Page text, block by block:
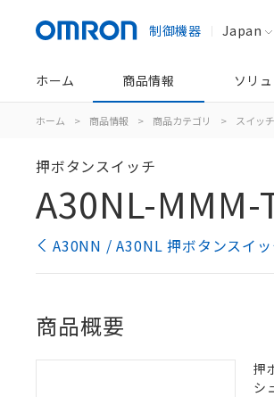
制御機器 Japan
ホーム 商品情報 ソリ
ホーム > 商品情報 > 商品カテゴリ > スイッチ
押ボタンスイッチ
A30NL-MMM-
A30NN / A30NL 押ボタンスイ
商品概要
押
シ